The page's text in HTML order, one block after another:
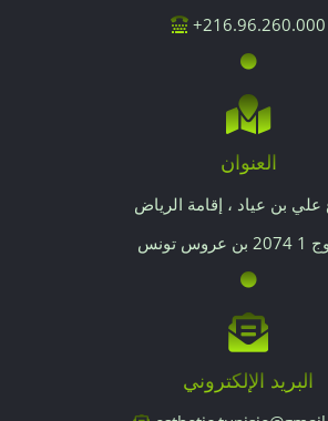
216.96.260.000+
العنوان
بن عياد ، إقامة الرياض
تونس
البريد الإلكتروني